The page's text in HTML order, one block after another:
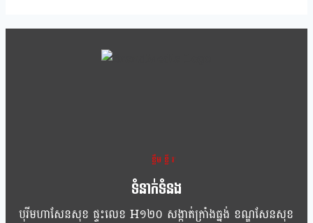
ខ្លឹម ខ្លី រហ័ស
ទំនាក់ទំនង
បុរីមហាសែនសុខ ផ្ទះលេខ H១២០ សង្កាត់ក្រាំងធ្នង់ ខណ្ឌសែនសុខ